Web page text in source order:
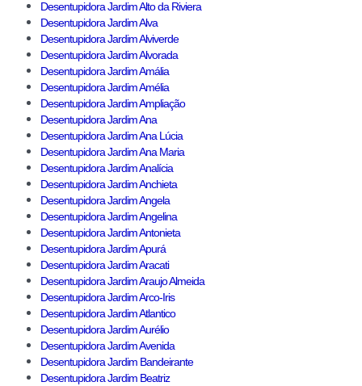
Desentupidora Jardim Alto da Riviera
Desentupidora Jardim Alva
Desentupidora Jardim Alviverde
Desentupidora Jardim Alvorada
Desentupidora Jardim Amália
Desentupidora Jardim Amélia
Desentupidora Jardim Ampliação
Desentupidora Jardim Ana
Desentupidora Jardim Ana Lúcia
Desentupidora Jardim Ana Maria
Desentupidora Jardim Analícia
Desentupidora Jardim Anchieta
Desentupidora Jardim Angela
Desentupidora Jardim Angelina
Desentupidora Jardim Antonieta
Desentupidora Jardim Apurá
Desentupidora Jardim Aracati
Desentupidora Jardim Araujo Almeida
Desentupidora Jardim Arco-Iris
Desentupidora Jardim Atlantico
Desentupidora Jardim Aurélio
Desentupidora Jardim Avenida
Desentupidora Jardim Bandeirante
Desentupidora Jardim Beatriz